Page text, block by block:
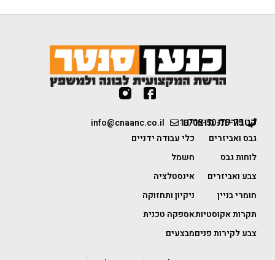
1-700-50-75-75
info@cnaanc.co.il קטגוריות מוצרים
גבס ואביזרים
לוחות גבס
צבע ואביזרים
חומרי בניין
תקרות אקוסטיות
צבע לקירות פנים
כלי עבודה ידניים
חשמל
אינסטלציה
ניקיון ותחזוקה
אספקה טכנית
מבצעים